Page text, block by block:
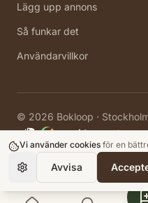
Lägg upp annons
Så funkar det
Användarvillkor
© 2026 Bokloop ·
Vi använder cookies för en
Avvisa